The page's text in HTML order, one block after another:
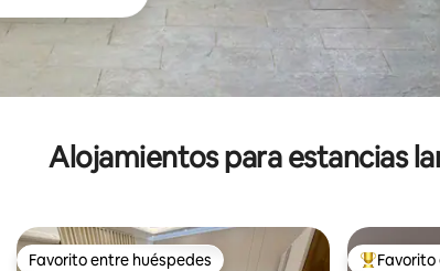
Alojamientos para estancias
Favorito entre huéspedes